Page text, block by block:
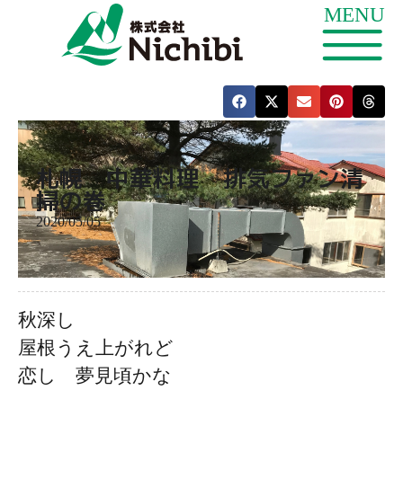
札幌 中華料理 排気ファン清
掃の巻
2020/05/05
秋深し
屋根うえ上がれど
恋し 夢見頃かな